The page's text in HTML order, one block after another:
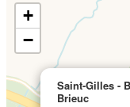
Saint-Gilles -
Brieuc
+
−